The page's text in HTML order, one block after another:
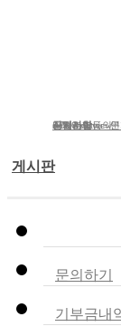
단체소개
사업분야
공지사항
e-Newsletter
iWc Overview
회원가입동의
게시판
문의하기
기부금내